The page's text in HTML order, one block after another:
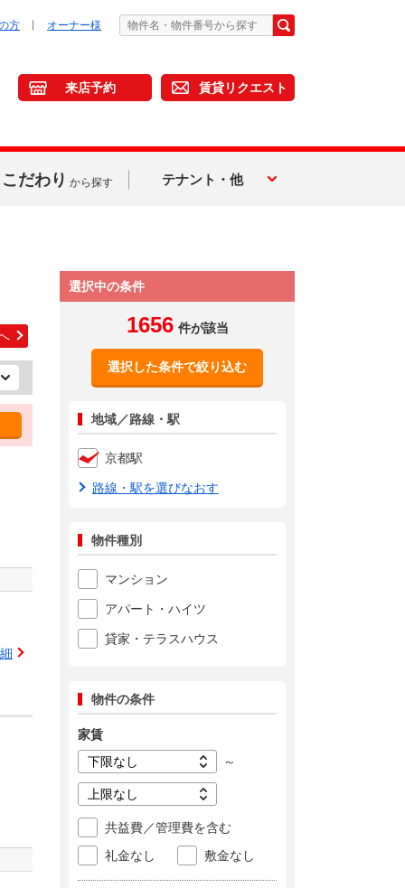
方 オーナー様
来店予約 賃貸リクエスト
こだわり から探す テナント・他
選択中の条件
1656 件が該当
選択した条件で絞り込む
地域／路線・駅
京都駅
路線・駅を選びなおす
物件種別
マンション
アパート・ハイツ
貸家・テラスハウス
物件の条件
家賃
～
共益費／管理費を含む
礼金なし
敷金なし